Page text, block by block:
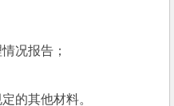
况报告；
的其他材料。